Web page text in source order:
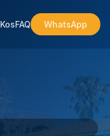
KosFAQ WhatsApp